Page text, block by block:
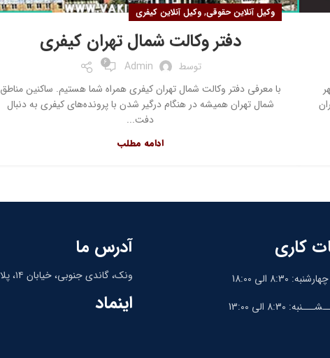
وکیل آنلاین حقوقی, وکیل آنلاین کیفری
دفتر وکالت شمال تهران کیفری
توسط Admin
6
با معرفی دفتر وکالت شمال تهران کیفری همراه شما هستیم. ساکنین مناطق
شمال تهران همیشه در هنگام درگیر شدن با پرونده‌های کیفری به دنبال
دفت...
ادامه مطلب
کاری
8:30 الی 18:00
8:30 الی 13:00
آدرس ما
ونک، گاندی جنوبی، خیابان ۱۴، پلاک ۱۴، واحد ۹
اینماد